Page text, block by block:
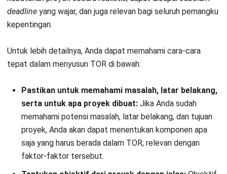
Mulai Konsultasi
Coba Gratis
bisa Anda pelajari:
Template TOR Proyek Internal
Download Docs